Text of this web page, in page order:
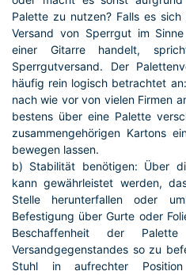
Palette zu nutzen? Falls es
Versand von Sperrgut im
einer Gitarre handelt,
Sperrgutversand. Der
häufig rein logisch betrachtet
nach wie vor von vielen Firmen
bestens über eine Palette
zusammengehörigen Kartons
bewegen lassen.
b) Stabilität benötigen: Über
kann gewährleistet werden,
Stelle herunterfallen oder
Befestigung über Gurte oder
Beschaffenheit der
Versandgegenstandes so zu
Stuhl in aufrechter